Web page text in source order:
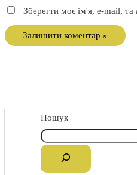
Зберегти моє ім'я, e-mail, та
Пошук